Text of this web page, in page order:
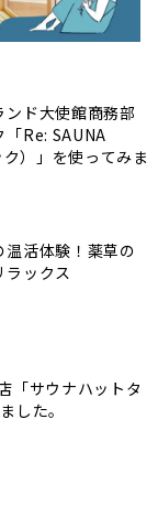
ンド大使館商務部
Re: SAUNA
）」を使ってみま
温活体験！薬草の
ックス
「サウナハットタ
した。